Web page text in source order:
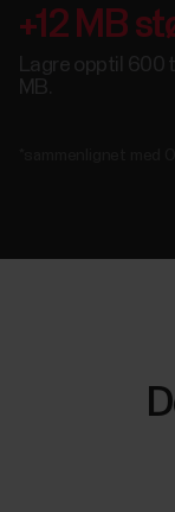
+12 MB
Lagre opptil 600
MB.